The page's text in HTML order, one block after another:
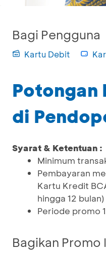
Bagi Pengguna
Kartu Debit
Potongan
di
Syarat & Ketentuan :
Minimum
Pembayaran
Kartu Kredit
hingga 12 bulan)
Periode promo
Bagikan Promo